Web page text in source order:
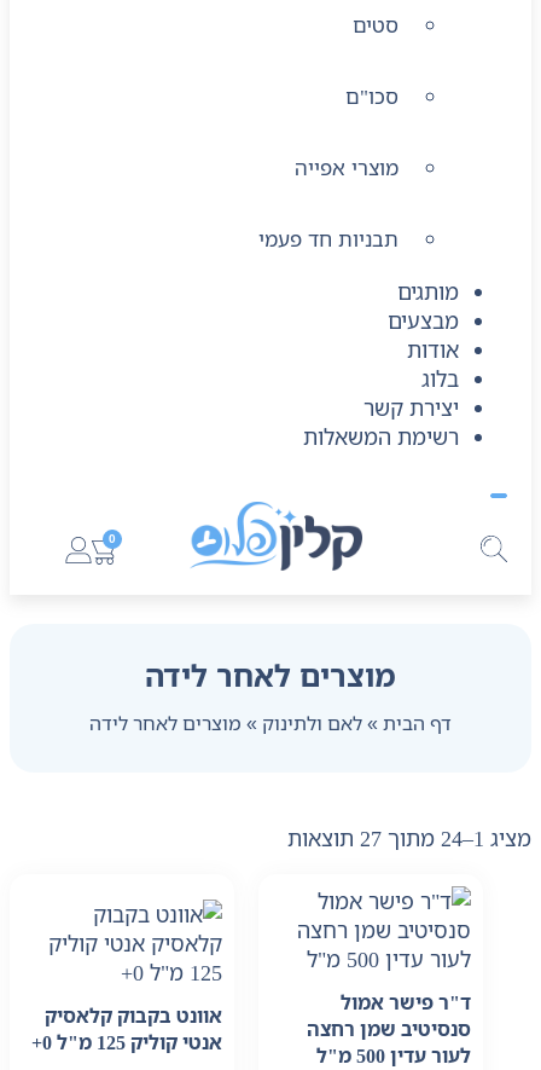
0
סטים
סכו"ם
מוצרי אפייה
תבניות חד פעמי
מותגים
מבצעים
אודות
בלוג
יצירת קשר
רשימת המשאלות
מוצרים לאחר לידה
דף הבית »לאם ולתינוק » מוצרים לאחר לידה
מציג 1–24 מתוך 27 תוצאות
ד"ר פישר אמול
סנסיטיב שמן רחצה
לעור עדין 500 מ"ל
אוונט בקבוק קלאסיק
אנטי קוליק 125 מ"ל 0+